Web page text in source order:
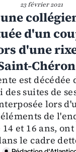
23 février 2021
d'un
d'une
Chéron
est décédée
suites de
lors
de
et 16 ans,
le cadre